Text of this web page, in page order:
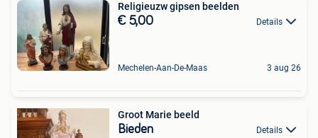
Religieuzw gipsen beelden
€ 5,00 Details
Mechelen-Aan-De-Maas 3 aug 26
Groot Marie beeld
Bieden Details